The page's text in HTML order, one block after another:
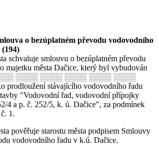
o bezúplatném převodu vodovodního
schvaluje smlouvu o bezúplatném převodu
majetku města Dačice, který byl vybudován
░░░░ ░░░░ ░░░░ ░░░░ ░░░░
stávajícího vodovodního řadu
"Vodovodní řad, vodovodní přípojky
4 a p. č. 252/5, k. ú. Dačice", za podmínek
1.
pověřuje starostu města podpisem Smlouvy
vodovodního řadu v k.ú. Dačice.